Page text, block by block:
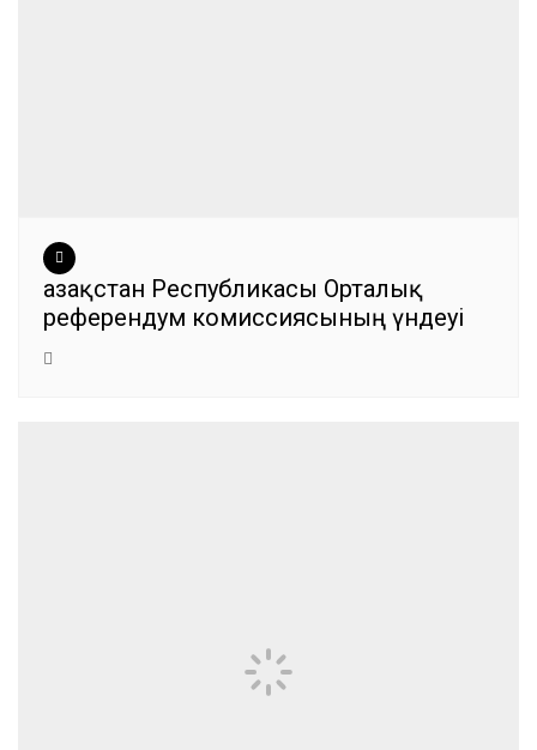
Қазақстан Республикасы Орталық
референдум комиссиясының үндеуі